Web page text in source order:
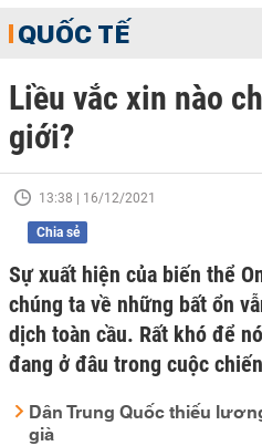
QUỐC TẾ
Liều vắc xin nào
giới?
13:38 | 16/12/2021
Chia sẻ
Sự xuất hiện của biến thể
chúng ta về những bất ổn
dịch toàn cầu. Rất khó để
đang ở đâu trong cuộc
Dân Trung Quốc thiếu
già